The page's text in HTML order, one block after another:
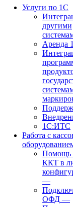
Услуги по 1С
другими
Аренда
1С:ИТС
Работа с
Помощь
ККТ в
—
ОФД —